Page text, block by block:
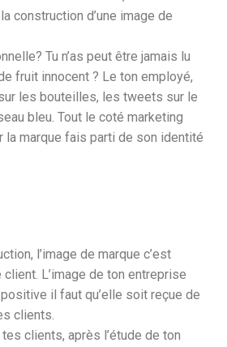
construction d’une image de
Tu n’as peut être jamais lu
fruit innocent ? Le ton employé,
les bouteilles, les tweets sur le
bleu. Tout le coté marketing
la marque fais parti de son identité
l’image de marque c’est
client. L’image de ton entreprise
il faut qu’elle soit reçue de
clients.
tes clients, après l’étude de ton